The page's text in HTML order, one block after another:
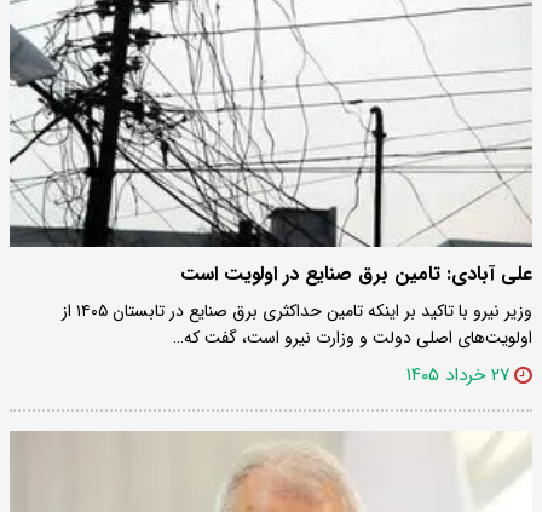
علی آبادی: تامین برق صنایع در اولویت است
وزیر نیرو با تاکید بر اینکه تامین حداکثری برق صنایع در تابستان ۱۴۰۵ از
اولویت‌های اصلی دولت و وزارت نیرو است، گفت که…
۲۷ خرداد ۱۴۰۵